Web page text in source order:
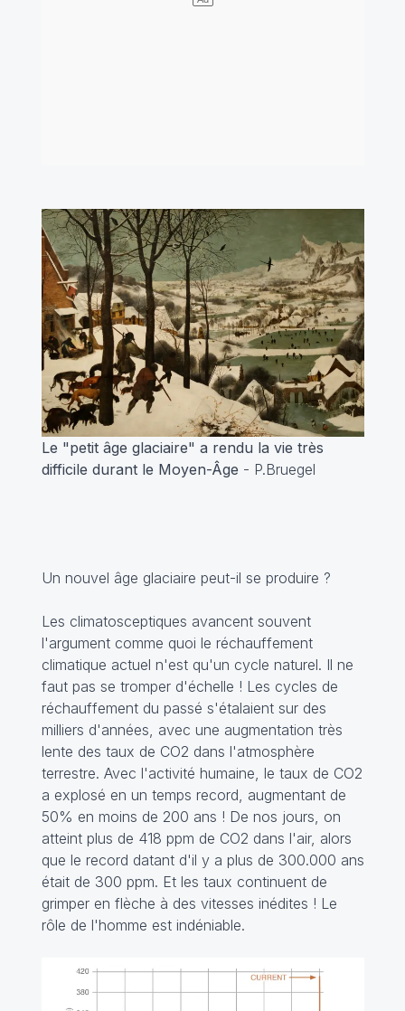
Le "petit âge glaciaire" a rendu la vie très
difficile durant le Moyen-Âge - P.Bruegel
Un nouvel âge glaciaire peut-il se produire ?
Les climatosceptiques avancent souvent
l'argument comme quoi le réchauffement
climatique actuel n'est qu'un cycle naturel. Il ne
faut pas se tromper d'échelle ! Les cycles de
réchauffement du passé s'étalaient sur des
milliers d'années, avec une augmentation très
lente des taux de CO2 dans l'atmosphère
terrestre. Avec l'activité humaine, le taux de CO2
a explosé en un temps record, augmentant de
50% en moins de 200 ans ! De nos jours, on
atteint plus de 418 ppm de CO2 dans l'air, alors
que le record datant d'il y a plus de 300.000 ans
était de 300 ppm. Et les taux continuent de
grimper en flèche à des vitesses inédites ! Le
rôle de l'homme est indéniable.